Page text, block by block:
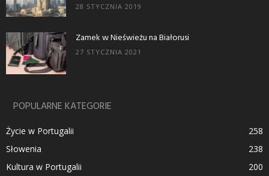
28 STYCZNIA 2019
Zamek w Nieświeżu na Białorusi
27 STYCZNIA 2021
POPULARNE KATEGORIE
Życie w Portugalii
258
Słowenia
238
Kultura w Portugalii
200